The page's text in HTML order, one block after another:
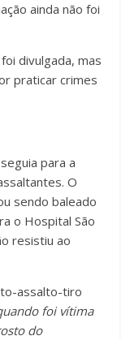
ainda não foi
divulgada, mas
praticar crimes
para a
O
sendo baleado
o Hospital São
resistiu ao
foi vítima
do